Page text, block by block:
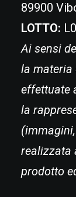
89900
LOTTO:
Ai sensi
la materia
effettuate
la
realizzata
prodotto